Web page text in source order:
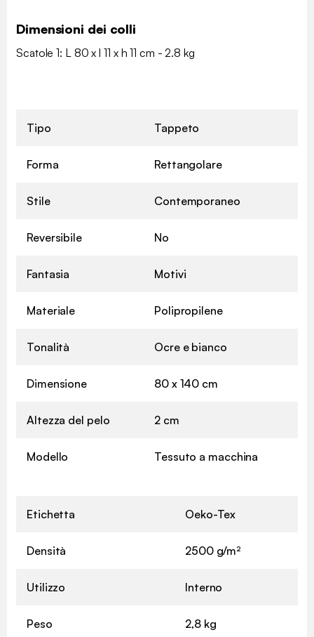
Dimensioni dei colli
Scatole 1: L 80 x l 11 x h 11 cm - 2.8 kg
Tipo Tappeto
Forma Rettangolare
Stile Contemporaneo
Reversibile No
Fantasia Motivi
Materiale Polipropilene
Tonalità Ocre e bianco
Dimensione 80 x 140 cm
Altezza del pelo 2 cm
Modello Tessuto a macchina
Etichetta Oeko-Tex
Densità 2500 g/m²
Utilizzo Interno
Peso 2,8 kg